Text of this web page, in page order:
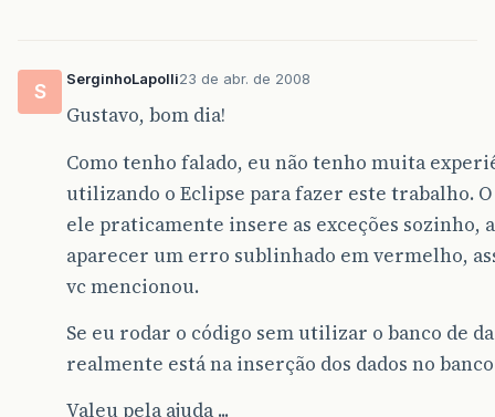
S
SerginhoLapolli23 de abr. de 2008
Gustavo, bom dia!
Como tenho falado, eu não tenho muita
utilizando o Eclipse para fazer este trabalho.
ele praticamente insere as exceções sozinho,
aparecer um erro sublinhado em vermelho,
vc mencionou.
Se eu rodar o código sem utilizar o banco de
realmente está na inserção dos dados no
Valeu pela ajuda ...